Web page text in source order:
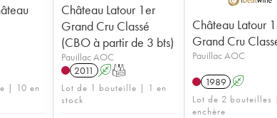
| 10 en
Château Latour 1er
Grand Cru Classé
(CBO à partir de 3 bts)
Pauillac AOC
2011 AT
Lot de 1 bouteille | 1 en
stock
Château Latour
Grand Cru
Pauillac AOC
1989 A
Lot de 2 bouteilles
enchère